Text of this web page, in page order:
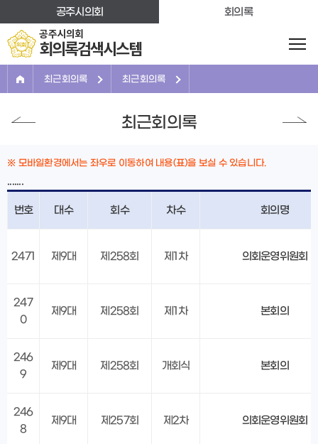
공주시의회 회의록
공주시의회
회의록검색시스템
최근회의록 최근회의록
최근회의록
※ 모바일환경에서는 좌우로 이동하여 내용(표)을 보실 수 있습니다.
.......
번호 대수 회수 차수 회의명
2471 제9대 제258회 제1차 의회운영위원회
247
0
제9대 제258회 제1차 본회의
246
9
제9대 제258회 개회식 본회의
246
8
제9대 제257회 제2차 의회운영위원회